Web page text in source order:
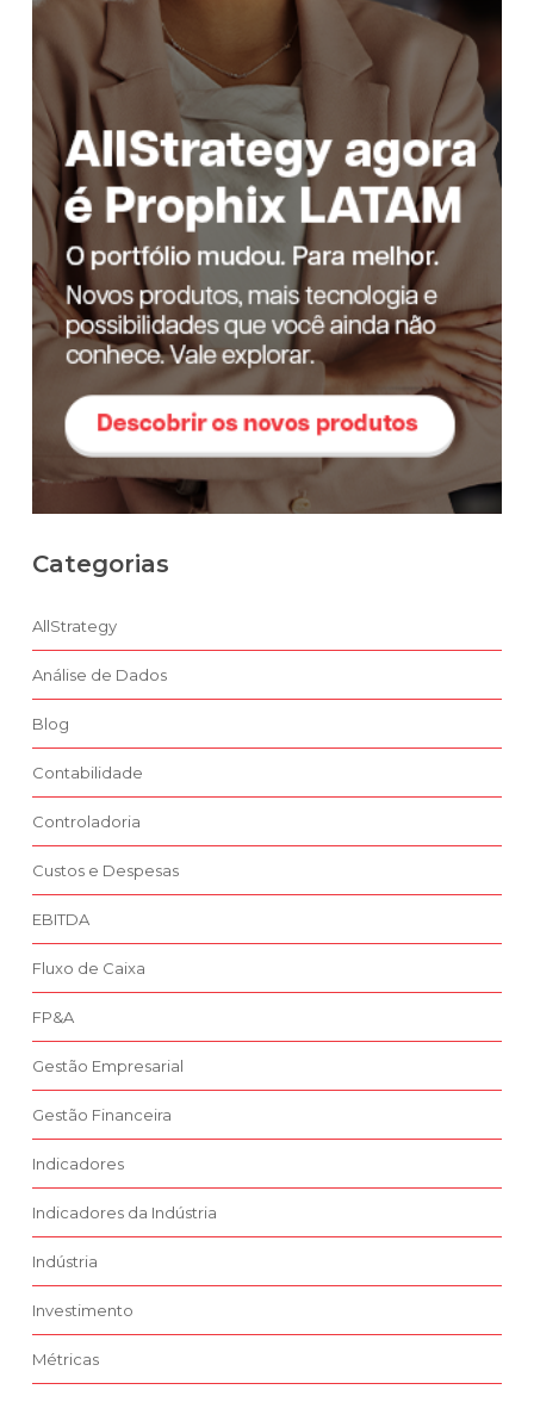
Categorias
AllStrategy
Análise de Dados
Blog
Contabilidade
Controladoria
Custos e Despesas
EBITDA
Fluxo de Caixa
FP&A
Gestão Empresarial
Gestão Financeira
Indicadores
Indicadores da Indústria
Indústria
Investimento
Métricas